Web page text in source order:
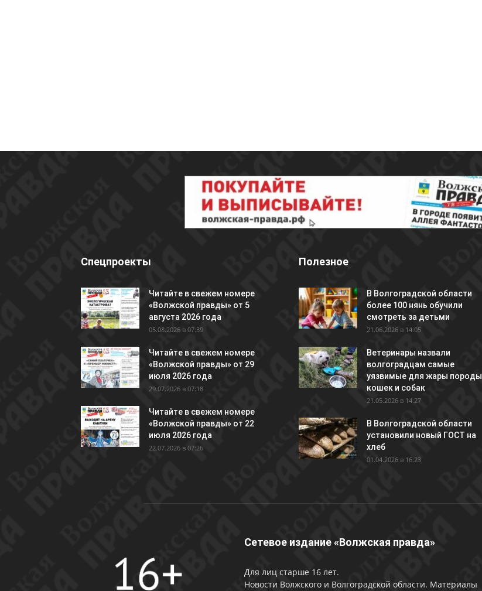
Спецпроекты
Читайте в свежем номере
«Волжской правды» от 5
августа 2026 года
05.08.2026 в 07:39
Читайте в свежем номере
«Волжской правды» от 29
июля 2026 года
29.07.2026 в 07:18
Читайте в свежем номере
«Волжской правды» от 22
июля 2026 года
22.07.2026 в 07:26
Полезное
В Волгоградской области
более 100 нянь обучили
смотреть за детьми
21.06.2026 в 14:05
Ветеринары назвали
волгоградцам самые
уязвимые для жары породы
кошек и собак
21.05.2026 в 14:27
В Волгоградской области
установили новый ГОСТ на
хлеб
01.04.2026 в 16:23
Сетевое издание «Волжская правда»
Для лиц старше 16 лет.
Новости Волжского и Волгоградской области. Материалы